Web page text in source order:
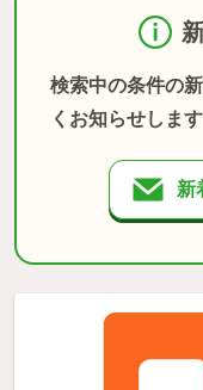
検索中の条件の
くお知らせします
新